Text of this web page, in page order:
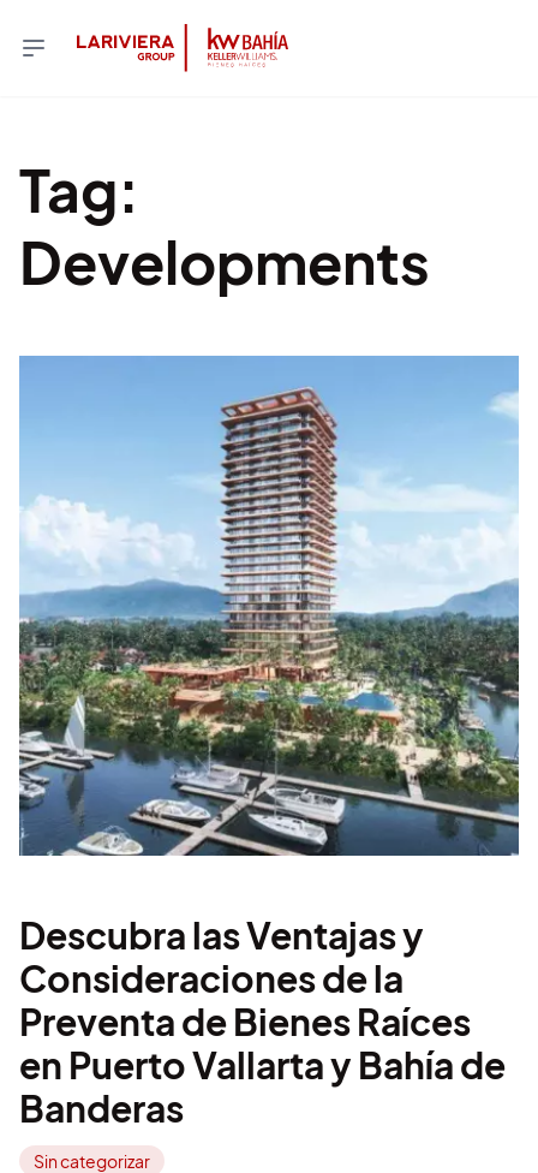
Tag:
Developments
Descubra las Ventajas y
Consideraciones de la
Preventa de Bienes Raíces
en Puerto Vallarta y Bahía de
Banderas
Sin categorizar